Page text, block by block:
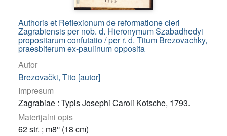
1834
1806
1844
1811
1832
1784
1802
1790
Authoris et Reflexionum de reformatione cleri
Zagrabiensis per nob. d. Hieronymum Szabadhedyi
propositarum confutatio / per r. d. Titum Brezovachky,
praesbiterum ex-paulinum opposita
Autor
Brezovački, Tito [autor]
Impresum
Zagrabiae : Typis Josephi Caroli Kotsche, 1793.
Materijalni opis
62 str. ; m8° (18 cm)